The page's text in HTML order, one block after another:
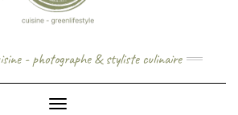
- photographe & styliste culinaire
Toggle Navigation